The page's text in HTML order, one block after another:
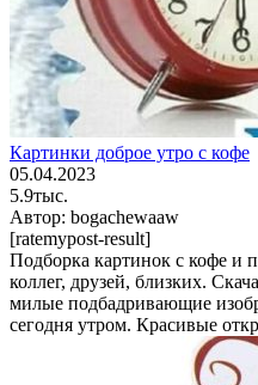
Картинки доброе утро с кофе
05.04.2023
5.9тыс.
Автор: bogachewaaw
[ratemypost-result]
Подборка картинок с кофе и
коллег, друзей, близких.
милые подбадривающие
сегодня утром. Красивые